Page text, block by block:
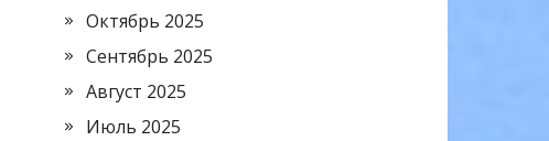
Октябрь 2025
Сентябрь 2025
Август 2025
Июль 2025